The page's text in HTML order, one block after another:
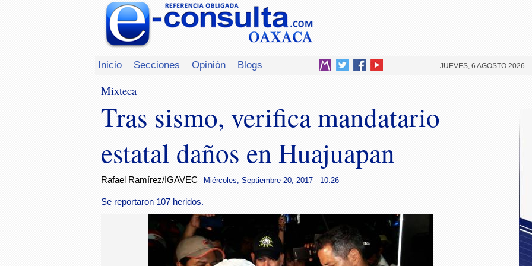
Inicio Secciones Opinión Blogs JUEVES, 6 AGOSTO 2026
Mixteca
Tras sismo, verifica mandatario
estatal daños en Huajuapan
Rafael Ramírez/IGAVEC Miércoles, Septiembre 20, 2017 - 10:26
Se reportaron 107 heridos.